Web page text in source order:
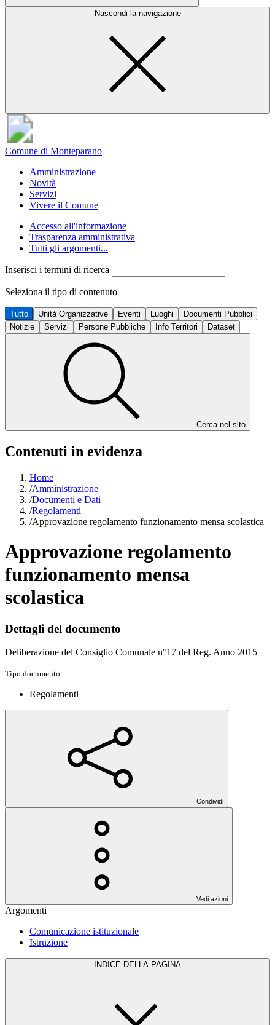
Nascondi la navigazione
Comune di Monteparano
Amministrazione
Novità
Servizi
Vivere il Comune
Accesso all'informazione
Trasparenza amministrativa
Tutti gli argomenti...
Inserisci i termini di ricerca
Seleziona il tipo di contenuto
Tutto Unità Organizzative Eventi Luoghi
Documenti Pubblici
Notizie
Servizi Persone Pubbliche Info Territori Dataset
Cerca nel sito
Contenuti in evidenza
Home
/Amministrazione
/Documenti e Dati
/Regolamenti
/Approvazione regolamento funzionamento mensa scolastica
Approvazione regolamento
funzionamento mensa
scolastica
Dettagli del documento
Deliberazione del Consiglio Comunale n°17 del Reg. Anno 2015
Tipo documento:
Regolamenti
Condividi
Vedi azioni
Argomenti
Comunicazione istituzionale
Istruzione
INDICE DELLA PAGINA